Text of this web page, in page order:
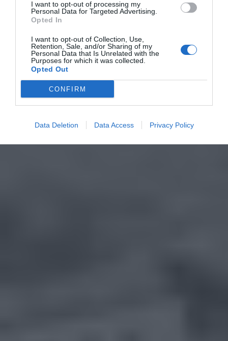
I want to opt-out of processing my
Personal Data for Targeted Advertising.
Opted In
I want to opt-out of Collection, Use,
Retention, Sale, and/or Sharing of my
Personal Data that Is Unrelated with the
Purposes for which it was collected.
Opted Out
CONFIRM
Data Deletion Data Access Privacy Policy